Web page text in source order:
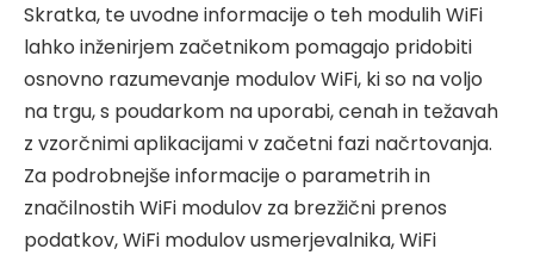
Skratka, te uvodne informacije o teh modulih WiFi
lahko inženirjem začetnikom pomagajo pridobiti
osnovno razumevanje modulov WiFi, ki so na voljo
na trgu, s poudarkom na uporabi, cenah in težavah
z vzorčnimi aplikacijami v začetni fazi načrtovanja.
Za podrobnejše informacije o parametrih in
značilnostih WiFi modulov za brezžični prenos
podatkov, WiFi modulov usmerjevalnika, WiFi